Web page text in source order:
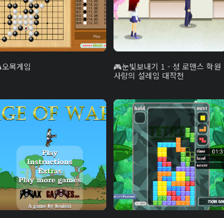
오목게임 눈빛보내기 1 - 성 로맨스 학원
사랑의 설레임 대작전